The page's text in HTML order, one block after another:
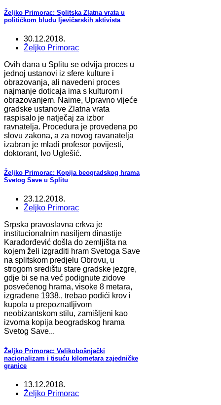
Željko Primorac: Splitska Zlatna vrata u
političkom bludu ljevičarskih aktivista
30.12.2018.
Željko Primorac
Ovih dana u Splitu se odvija proces u
jednoj ustanovi iz sfere kulture i
obrazovanja, ali navedeni proces
najmanje doticaja ima s kulturom i
obrazovanjem. Naime, Upravno vijeće
gradske ustanove Zlatna vrata
raspisalo je natječaj za izbor
ravnatelja. Procedura je provedena po
slovu zakona, a za novog ravanatelja
izabran je mladi profesor povijesti,
doktorant, Ivo Uglešić.
Željko Primorac: Kopija beogradskog hrama
Svetog Save u Splitu
23.12.2018.
Željko Primorac
Srpska pravoslavna crkva je
institucionalnim nasiljem dinastije
Karađorđević došla do zemljišta na
kojem želi izgraditi hram Svetoga Save
na splitskom predjelu Obrovu, u
strogom središtu stare gradske jezgre,
gdje bi se na već podignute zidove
posvećenog hrama, visoke 8 metara,
izgrađene 1938., trebao podići krov i
kupola u prepoznatljivom
neobizantskom stilu, zamišljeni kao
izvorna kopija beogradskog hrama
Svetog Save...
Željko Primorac: Velikobošnjački
nacionalizam i tisuću kilometara zajedničke
granice
13.12.2018.
Željko Primorac